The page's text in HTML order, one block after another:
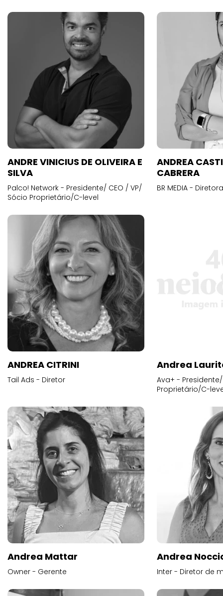
ANDRE VINICIUS DE OLIVEIRA E
SILVA
Palco! Network - Presidente/ CEO / VP/
Sócio Proprietário/C-level
ANDREA
CABRERA
BR MEDIA -
ANDREA CITRINI
Tail Ads - Diretor
Andrea
Ava+ -
Proprietário/C-
Andrea Mattar
Owner - Gerente
Andrea
Inter - Diretor de